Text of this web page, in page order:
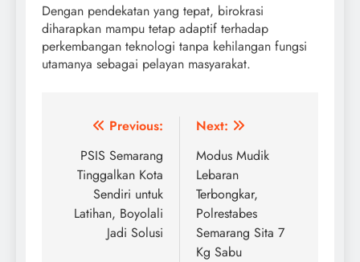
Dengan pendekatan yang tepat, birokrasi
diharapkan mampu tetap adaptif terhadap
perkembangan teknologi tanpa kehilangan fungsi
utamanya sebagai pelayan masyarakat.
Post
navigation
Previous:
PSIS Semarang
Tinggalkan Kota
Sendiri untuk
Latihan, Boyolali
Jadi Solusi
Next:
Modus Mudik
Lebaran
Terbongkar,
Polrestabes
Semarang Sita 7
Kg Sabu